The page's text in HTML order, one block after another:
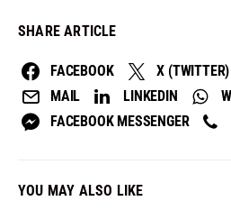
SHARE ARTICLE
FACEBOOK X (TWITTER)
MAIL
LINKEDIN
FACEBOOK MESSENGER
YOU MAY ALSO LIKE